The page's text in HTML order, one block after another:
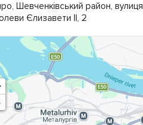
Шевченківський район, вулиця
Єлизавети ІІ, 2